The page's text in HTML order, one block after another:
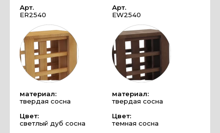
Арт.
ER2540
Арт.
EW2540
материал:
твердая сосна
Цвет:
светлый дуб сосна
материал:
твердая сосна
Цвет:
темная сосна